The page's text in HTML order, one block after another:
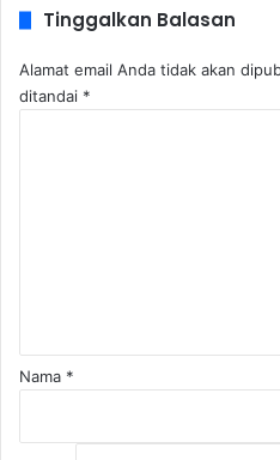
Tinggalkan Balasan
Alamat email Anda tidak akan
ditandai *
Nama *